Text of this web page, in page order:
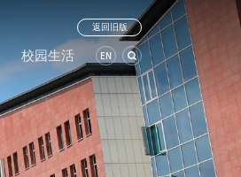
返回旧版
校园生活 EN